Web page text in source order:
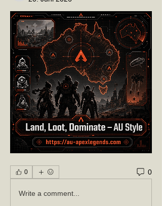
0 0
Write a comment...